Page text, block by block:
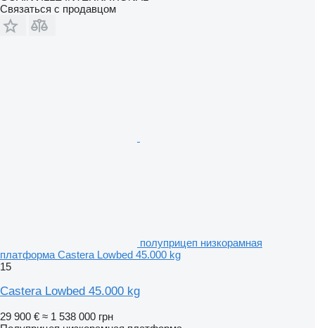
Связаться с продавцом
полуприцеп низкорамная
платформа Castera Lowbed 45.000 kg
15
Castera Lowbed 45.000 kg
29 900 € ≈ 1 538 000 грн